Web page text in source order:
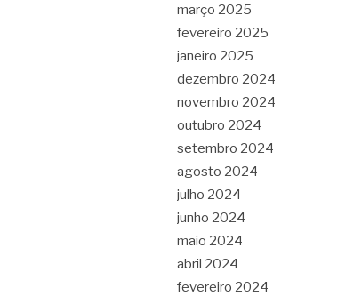
março 2025
fevereiro 2025
janeiro 2025
dezembro 2024
novembro 2024
outubro 2024
setembro 2024
agosto 2024
julho 2024
junho 2024
maio 2024
abril 2024
fevereiro 2024